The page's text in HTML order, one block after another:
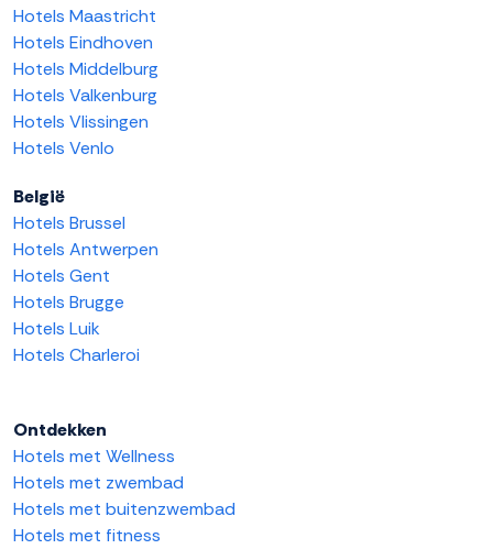
Hotels Maastricht
Hotels Eindhoven
Hotels Middelburg
Hotels Valkenburg
Hotels Vlissingen
Hotels Venlo
België
Hotels Brussel
Hotels Antwerpen
Hotels Gent
Hotels Brugge
Hotels Luik
Hotels Charleroi
Ontdekken
Hotels met Wellness
Hotels met zwembad
Hotels met buitenzwembad
Hotels met fitness